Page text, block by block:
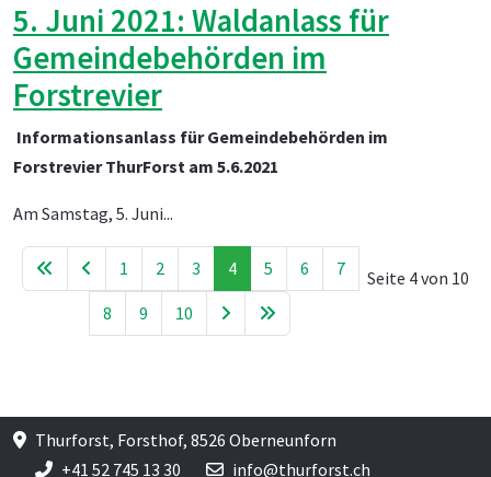
5. Juni 2021: Waldanlass für
Gemeindebehörden im
Forstrevier
Informationsanlass für Gemeindebehörden im
Forstrevier ThurForst am 5.6.2021
Am Samstag, 5. Juni...
Seite 4 von 10
1 2 3 4 5 6 7
8 9 10
Thurforst, Forsthof, 8526 Oberneunforn
+41 52 745 13 30
info@thurforst.ch